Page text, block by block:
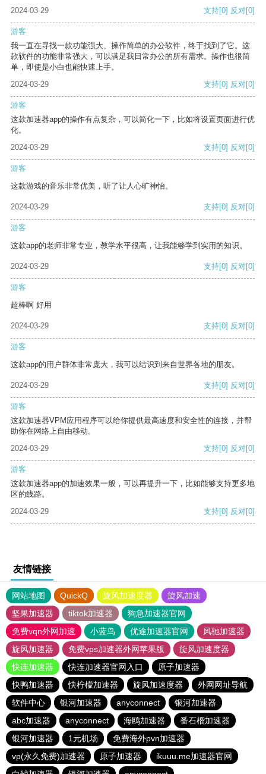
2024-03-29
支持[0] 反对[0]
游客
我一直在寻找一款功能强大、操作简单的办公软件，终于找到了它。这
款软件的功能非常强大，可以满足我日常办公的所有需求。操作也很简
单，即使是小白也能快速上手。
2024-03-29
支持[0] 反对[0]
游客
这款加速器app的操作有点复杂，可以简化一下，比如将设置页面进行优
化。
2024-03-29
支持[0] 反对[0]
游客
这款游戏的音乐非常优美，听了让人心旷神怡。
2024-03-29 支持[0] 反对[0]
游客
这款app的老师非常专业，教学水平很高，让我能够学到实用的知识。
2024-03-29 支持[0] 反对[0]
游客
超棒啊 好用
2024-03-29 支持[0] 反对[0]
游客
这款app的用户群体非常庞大，我可以结识到来自世界各地的朋友。
2024-03-29 支持[0] 反对[0]
游客
这款加速器VPM应用程序可以给你提供最高速度和安全性的连接，并帮
助你在网络上自由移动。
2024-03-29
支持[0] 反对[0]
游客
这款加速器app的加速效果一般，可以再提升一下，比如能够支持更多地
区的线路。
2024-03-29
支持[0] 反对[0]
友情链接
网站地图 QuickQ 旋风加速度器
旋风加速
坚果加速器
tiktok加速器
狗急加速器官网
免费vqn外网加速
小蓝鸟 优途加速器官网
风驰加速器
旋风加速器
免费vps加速器外网苹果版
旋风加速度器
快连加速器
快连加速器官网入口
原子加速器
快鸭加速器
快柠檬加速器 旋风加速度器
外网网址导航
软件中心
银河加速器 anyconnect
银河加速器
abc加速器
anyconnect 海鸥加速器
番石榴加速器
银河加速器
1元机场
免费海外pvn加速器
vp(永久免费)加速器
原子加速器
ikuuu.me加速器官网